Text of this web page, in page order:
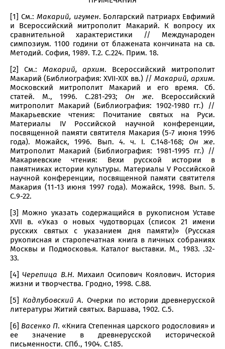
[1] См.: Макарий, игумен. Болгарский патриарх Евфимий
и Всероссийский митрополит Макарий. К вопросу их
сравнительной характеристики // Международен
симпозиум. 1100 години от блажената кончината на св.
Методий. София, 1989. Т.2. С.224. Прим. 18.
[2] См.: Макарий, архим. Всероссийский митрополит
Макарий (Библиография: XVII-XIX вв.) // Макарий, архим.
Московский митрополит Макарий и его время. Сб.
статей. М., 1996. С.281-293; Он же. Всероссийский
митрополит Макарий (Библиография: 1902-1980 гг.) //
Макарьевские чтения: Почитание святых на Руси.
Материалы IV Российской научной конференции,
посвященной памяти святителя Макария (5-7 июня 1996
года). Можайск, 1996. Вып. 4. ч. I. С.148-168; Он же.
Митрополит Макарий (Библиография: 1981-1995 гг.) //
Макариевские чтения: Вехи русской истории в
памятниках истории культуры. Материалы V Российской
научной конференции, посвященной памяти святителя
Макария (11-13 июня 1997 года). Можайск, 1998. Вып. 5.
С.9-22.
[3] Можно указать содержащийся в рукописном Уставе
XVII в. «Указ о новых чудотворцах (список 21 имени
русских святых с указанием дня памяти)» (Русская
рукописная и старопечатная книга в личных собраниях
Москвы и Подмосковья. Каталог выставки. М., 1983. .32-
33.
[4] Черепица В.Н. Михаил Осипович Коялович. История
жизни и творчества. Гродно, 1998. С.88.
[5] Кадлубовский А. Очерки по истории древнерусской
литературы Житий святых. Варшава, 1902. С.5.
[6] Васенко П. «Книга Степенная царского родословия» и
ее значение в древнерусской исторической
письменности. СПб., 1904. С.185.